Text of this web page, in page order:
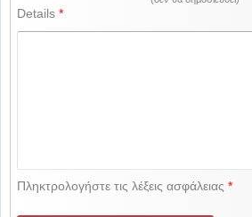
Details*
Πληκτρολογήστε τις λέξεις ασφάλειας*